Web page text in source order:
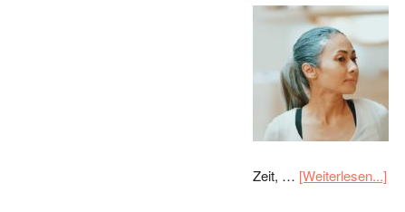
Zeit, … [Weiterlesen...]